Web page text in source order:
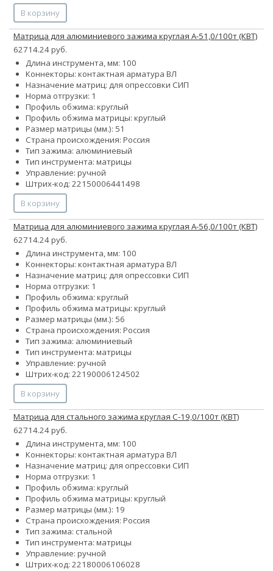
В корзину
Матрица для алюминиевого зажима круглая А-51,0/100т (КВТ)
62714.24 руб.
Длина инструмента, мм: 100
Коннекторы: контактная арматура ВЛ
Назначение матриц: для опрессовки СИП
Норма отгрузки: 1
Профиль обжима: круглый
Профиль обжима матрицы: круглый
Размер матрицы (мм.): 51
Страна происхождения: Россия
Тип зажима: алюминиевый
Тип инструмента: матрицы
Управление: ручной
Штрих-код: 22150006441498
В корзину
Матрица для алюминиевого зажима круглая А-56,0/100т (КВТ)
62714.24 руб.
Длина инструмента, мм: 100
Коннекторы: контактная арматура ВЛ
Назначение матриц: для опрессовки СИП
Норма отгрузки: 1
Профиль обжима: круглый
Профиль обжима матрицы: круглый
Размер матрицы (мм.): 56
Страна происхождения: Россия
Тип зажима: алюминиевый
Тип инструмента: матрицы
Управление: ручной
Штрих-код: 22190006124502
В корзину
Матрица для стального зажима круглая С-19,0/100т (КВТ)
62714.24 руб.
Длина инструмента, мм: 100
Коннекторы: контактная арматура ВЛ
Назначение матриц: для опрессовки СИП
Норма отгрузки: 1
Профиль обжима: круглый
Профиль обжима матрицы: круглый
Размер матрицы (мм.): 19
Страна происхождения: Россия
Тип зажима: стальной
Тип инструмента: матрицы
Управление: ручной
Штрих-код: 22180006106028